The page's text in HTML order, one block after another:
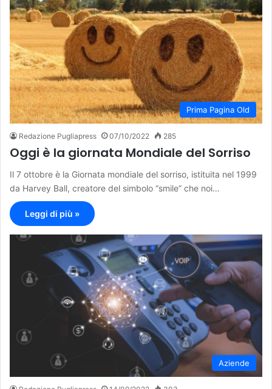
Prima Pagina Old
Redazione Pugliapress 07/10/2022 285
Oggi è la giornata Mondiale del Sorriso
Il 7 ottobre è la Giornata mondiale del sorriso, istituita nel 1999
da Harvey Ball, creatore del simbolo “smile” che noi…
Leggi di più »
Aziende